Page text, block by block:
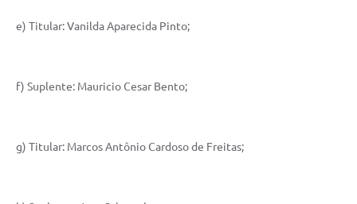
e) Titular: Vanilda Aparecida Pinto;
f) Suplente: Mauricio Cesar Bento;
g) Titular: Marcos Antônio Cardoso de Freitas;